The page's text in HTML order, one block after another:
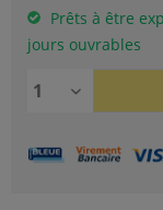
Prêts à être
jours ouvrables